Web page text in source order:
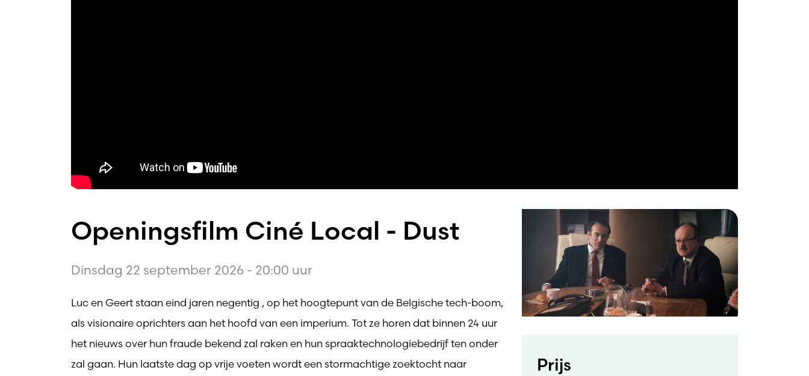
Openingsfilm Ciné Local - Dust
Dinsdag 22 september 2026 - 20:00 uur
Luc en Geert staan eind jaren negentig , op het hoogtepunt van de Belgische tech-boom,
als visionaire oprichters aan het hoofd van een imperium. Tot ze horen dat binnen 24 uur
het nieuws over hun fraude bekend zal raken en hun spraaktechnologiebedrijf ten onder
zal gaan. Hun laatste dag op vrije voeten wordt een stormachtige zoektocht naar
Prijs